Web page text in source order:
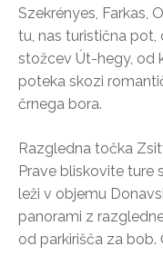
Szekrényes, Farkas,
tu, nas turistična pot,
stožcev Út-hegy, od
poteka skozi
črnega bora.
Razgledna točka
Prave bliskovite ture
leži v objemu
panorami z
od parkirišča za bob.